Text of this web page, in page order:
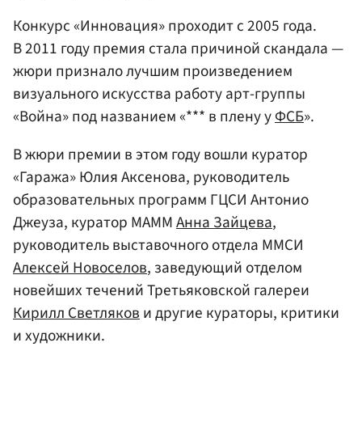
Конкурс «Инновация» проходит с 2005 года.
В 2011 году премия стала причиной скандала —
жюри признало лучшим произведением
визуального искусства работу арт-группы
«Война» под названием «*** в плену уФСБ».
В жюри премии в этом году вошли куратор
«Гаража» Юлия Аксенова, руководитель
образовательных программ ГЦСИ Антонио
Джеуза, куратор МАММАнна Зайцева,
руководитель выставочного отдела ММСИ
Алексей Новоселов, заведующий отделом
новейших течений Третьяковской галереи
Кирилл Светлякови другие кураторы, критики
и художники.